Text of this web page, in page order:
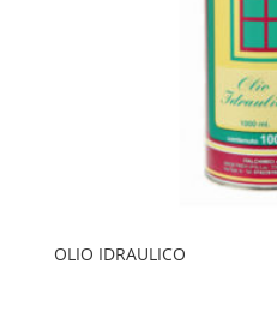
OLIO IDRAULICO